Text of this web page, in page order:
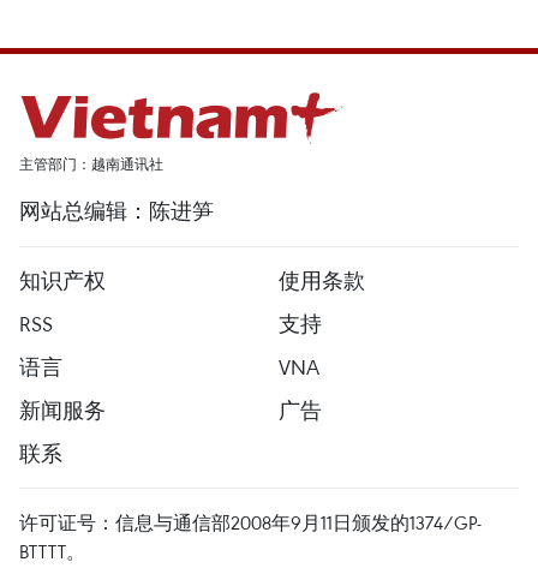
主管部门：越南通讯社
网站总编辑：陈进笋
知识产权
使用条款
RSS
支持
语言
VNA
新闻服务
广告
联系
许可证号：信息与通信部2008年9月11日颁发的1374/GP-
BTTTT。